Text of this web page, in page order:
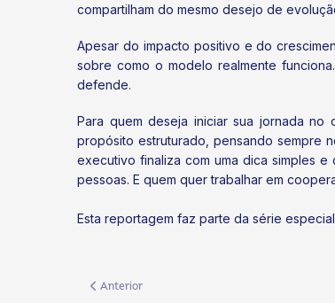
compartilham do mesmo desejo de
Apesar do impacto positivo e do
sobre como o modelo realmente
defende.
Para quem deseja iniciar sua jornada no
propósito estruturado, pensando sempre
executivo finaliza com uma dica simples
pessoas. E quem quer trabalhar em
Esta reportagem faz parte da série
Artigo anterior: Sistema OCB/MS realiza
Anterior